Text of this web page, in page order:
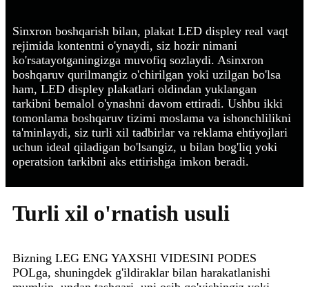
Sinxron boshqarish bilan, plakat LED displey real vaqt
rejimida kontentni o'ynaydi, siz hozir nimani
ko'rsatayotganingizga muvofiq sozlaydi. Asinxron
boshqaruv qurilmangiz o'chirilgan yoki uzilgan bo'lsa
ham, LED displey plakatlari oldindan yuklangan
tarkibni bemalol o'ynashni davom ettiradi. Ushbu ikki
tomonlama boshqaruv tizimi moslama va ishonchlilikni
ta'minlaydi, siz turli xil tadbirlar va reklama ehtiyojlari
uchun ideal qiladigan bo'lsangiz, u bilan bog'liq yoki
operatsion tarkibni aks ettirishga imkon beradi.
Turli xil o'rnatish usuli
Bizning LEG ENG YAXSHI VIDESINI PODES
POLga, shuningdek g'ildiraklar bilan harakatlanishi